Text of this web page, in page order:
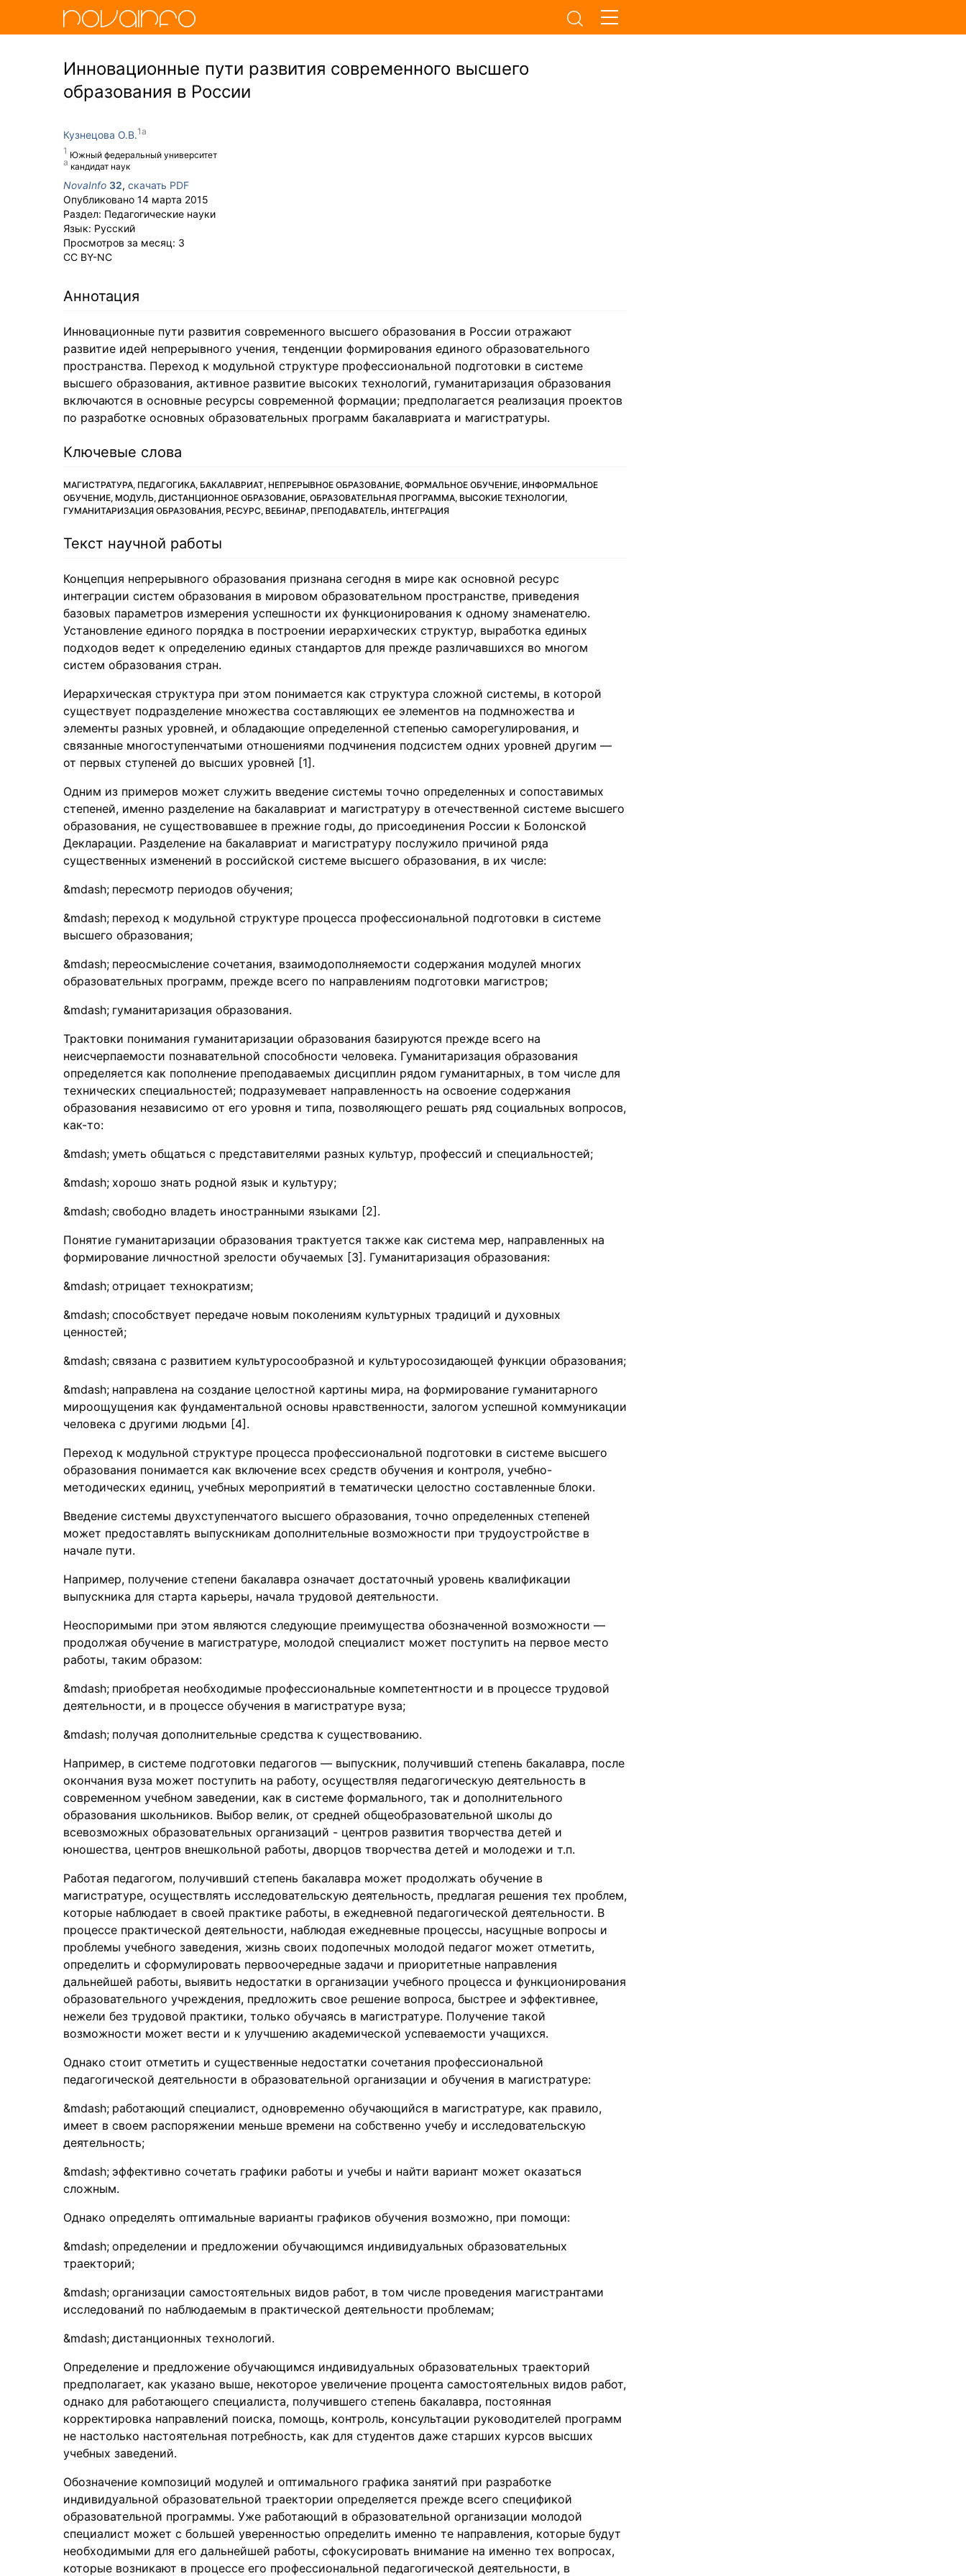
Инновационные пути развития современного высшего
образования в России
Кузнецова О.В.
Южный федеральный университет
кандидат наук
NovaInfo 32, скачать PDF
Опубликовано 14 марта 2015
Раздел: Педагогические науки
Язык: Русский
Просмотров за месяц: 3
CC BY-NC
Аннотация
Инновационные пути развития современного высшего образования в России отражают
развитие идей непрерывного учения, тенденции формирования единого образовательного
пространства. Переход к модульной структуре профессиональной подготовки в системе
высшего образования, активное развитие высоких технологий, гуманитаризация образования
включаются в основные ресурсы современной формации; предполагается реализация проектов
по разработке основных образовательных программ бакалавриата и магистратуры.
Ключевые слова
МАГИСТРАТУРА, ПЕДАГОГИКА, БАКАЛАВРИАТ, НЕПРЕРЫВНОЕ ОБРАЗОВАНИЕ, ФОРМАЛЬНОЕ ОБУЧЕНИЕ, ИНФОРМАЛЬНОЕ
ОБУЧЕНИЕ, МОДУЛЬ, ДИСТАНЦИОННОЕ ОБРАЗОВАНИЕ, ОБРАЗОВАТЕЛЬНАЯ ПРОГРАММА, ВЫСОКИЕ ТЕХНОЛОГИИ,
ГУМАНИТАРИЗАЦИЯ ОБРАЗОВАНИЯ, РЕСУРС, ВЕБИНАР, ПРЕПОДАВАТЕЛЬ, ИНТЕГРАЦИЯ
Текст научной работы
Концепция непрерывного образования признана сегодня в мире как основной ресурс
интеграции систем образования в мировом образовательном пространстве, приведения
базовых параметров измерения успешности их функционирования к одному знаменателю.
Установление единого порядка в построении иерархических структур, выработка единых
подходов ведет к определению единых стандартов для прежде различавшихся во многом
систем образования стран.
Иерархическая структура при этом понимается как структура сложной системы, в которой
существует подразделение множества составляющих ее элементов на подмножества и
элементы разных уровней, и обладающие определенной степенью саморегулирования, и
связанные многоступенчатыми отношениями подчинения подсистем одних уровней другим —
от первых ступеней до высших уровней [1].
Одним из примеров может служить введение системы точно определенных и сопоставимых
степеней, именно разделение на бакалавриат и магистратуру в отечественной системе высшего
образования, не существовавшее в прежние годы, до присоединения России к Болонской
Декларации. Разделение на бакалавриат и магистратуру послужило причиной ряда
существенных изменений в российской системе высшего образования, в их числе:
пересмотр периодов обучения;
переход к модульной структуре процесса профессиональной подготовки в системе
высшего образования;
переосмысление сочетания, взаимодополняемости содержания модулей многих
образовательных программ, прежде всего по направлениям подготовки магистров;
гуманитаризация образования.
Трактовки понимания гуманитаризации образования базируются прежде всего на
неисчерпаемости познавательной способности человека. Гуманитаризация образования
определяется как пополнение преподаваемых дисциплин рядом гуманитарных, в том числе для
технических специальностей; подразумевает направленность на освоение содержания
образования независимо от его уровня и типа, позволяющего решать ряд социальных вопросов,
как-то:
уметь общаться с представителями разных культур, профессий и специальностей;
хорошо знать родной язык и культуру;
свободно владеть иностранными языками [2].
Понятие гуманитаризации образования трактуется также как система мер, направленных на
формирование личностной зрелости обучаемых [3]. Гуманитаризация образования:
отрицает технократизм;
способствует передаче новым поколениям культурных традиций и духовных
ценностей;
связана с развитием культуросообразной и культуросозидающей функции образования;
направлена на создание целостной картины мира, на формирование гуманитарного
мироощущения как фундаментальной основы нравственности, залогом успешной коммуникации
человека с другими людьми [4].
Переход к модульной структуре процесса профессиональной подготовки в системе высшего
образования понимается как включение всех средств обучения и контроля, учебно-
методических единиц, учебных мероприятий в тематически целостно составленные блоки.
Введение системы двухступенчатого высшего образования, точно определенных степеней
может предоставлять выпускникам дополнительные возможности при трудоустройстве в
начале пути.
Например, получение степени бакалавра означает достаточный уровень квалификации
выпускника для старта карьеры, начала трудовой деятельности.
Неоспоримыми при этом являются следующие преимущества обозначенной возможности —
продолжая обучение в магистратуре, молодой специалист может поступить на первое место
работы, таким образом:
приобретая необходимые профессиональные компетентности и в процессе трудовой
деятельности, и в процессе обучения в магистратуре вуза;
получая дополнительные средства к существованию.
Например, в системе подготовки педагогов — выпускник, получивший степень бакалавра, после
окончания вуза может поступить на работу, осуществляя педагогическую деятельность в
современном учебном заведении, как в системе формального, так и дополнительного
образования школьников. Выбор велик, от средней общеобразовательной школы до
всевозможных образовательных организаций - центров развития творчества детей и
юношества, центров внешкольной работы, дворцов творчества детей и молодежи и т.п.
Работая педагогом, получивший степень бакалавра может продолжать обучение в
магистратуре, осуществлять исследовательскую деятельность, предлагая решения тех проблем,
которые наблюдает в своей практике работы, в ежедневной педагогической деятельности. В
процессе практической деятельности, наблюдая ежедневные процессы, насущные вопросы и
проблемы учебного заведения, жизнь своих подопечных молодой педагог может отметить,
определить и сформулировать первоочередные задачи и приоритетные направления
дальнейшей работы, выявить недостатки в организации учебного процесса и функционирования
образовательного учреждения, предложить свое решение вопроса, быстрее и эффективнее,
нежели без трудовой практики, только обучаясь в магистратуре. Получение такой
возможности может вести и к улучшению академической успеваемости учащихся.
Однако стоит отметить и существенные недостатки сочетания профессиональной
педагогической деятельности в образовательной организации и обучения в магистратуре:
работающий специалист, одновременно обучающийся в магистратуре, как правило,
имеет в своем распоряжении меньше времени на собственно учебу и исследовательскую
деятельность;
эффективно сочетать графики работы и учебы и найти вариант может оказаться
сложным.
Однако определять оптимальные варианты графиков обучения возможно, при помощи:
определении и предложении обучающимся индивидуальных образовательных
траекторий;
организации самостоятельных видов работ, в том числе проведения магистрантами
исследований по наблюдаемым в практической деятельности проблемам;
дистанционных технологий.
Определение и предложение обучающимся индивидуальных образовательных траекторий
предполагает, как указано выше, некоторое увеличение процента самостоятельных видов работ,
однако для работающего специалиста, получившего степень бакалавра, постоянная
корректировка направлений поиска, помощь, контроль, консультации руководителей программ
не настолько настоятельная потребность, как для студентов даже старших курсов высших
учебных заведений.
Обозначение композиций модулей и оптимального графика занятий при разработке
индивидуальной образовательной траектории определяется прежде всего спецификой
образовательной программы. Уже работающий в образовательной организации молодой
специалист может с большей уверенностью определить именно те направления, которые будут
необходимыми для его дальнейшей работы, сфокусировать внимание на именно тех вопросах,
которые возникают в процессе его профессиональной педагогической деятельности, в